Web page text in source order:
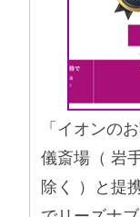
「イオンの
儀斎場（ 岩
除く ）と提